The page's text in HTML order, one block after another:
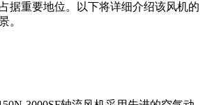
据重要地位。以下将详细介绍该风机的
。